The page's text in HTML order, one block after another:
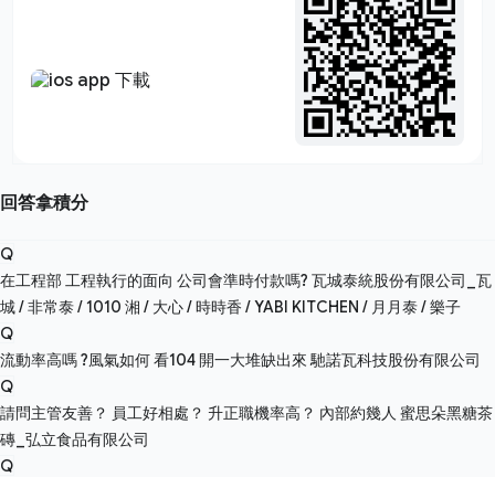
回答拿積分
Q
在工程部 工程執行的面向 公司會準時付款嗎? 瓦城泰統股份有限公司_瓦
城 / 非常泰 / 1010 湘 / 大心 / 時時香 / YABI KITCHEN / 月月泰 / 樂子
Q
流動率高嗎 ?風氣如何 看104 開一大堆缺出來 馳諾瓦科技股份有限公司
Q
請問主管友善？ 員工好相處？ 升正職機率高？ 內部約幾人 蜜思朵黑糖茶
磚_弘立食品有限公司
Q